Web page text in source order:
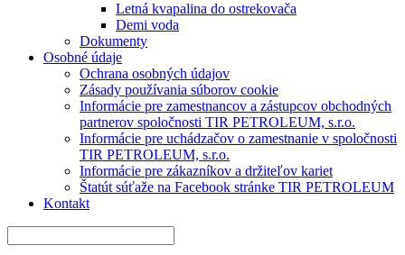
Letná kvapalina do ostrekovača
Demi voda
Dokumenty
Osobné údaje
Ochrana osobných údajov
Zásady používania súborov cookie
Informácie pre zamestnancov a zástupcov obchodných
partnerov spoločnosti TIR PETROLEUM, s.r.o.
Informácie pre uchádzačov o zamestnanie v spoločnosti
TIR PETROLEUM, s.r.o.
Informácie pre zákazníkov a držiteľov kariet
Štatút súťaže na Facebook stránke TIR PETROLEUM
Kontakt